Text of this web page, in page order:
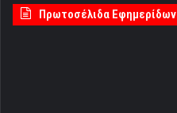
Πρωτοσέλιδα Εφημερίδων